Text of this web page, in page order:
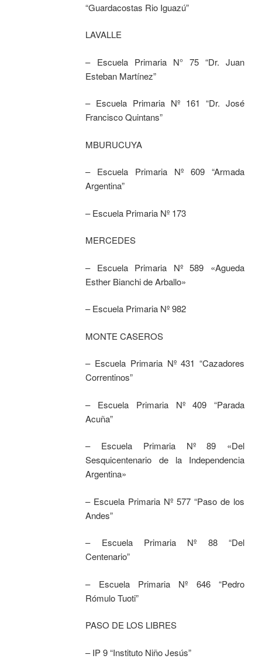
“Guardacostas Rio Iguazú”
LAVALLE
– Escuela Primaria N° 75 “Dr. Juan
Esteban Martínez”
– Escuela Primaria Nº 161 “Dr. José
Francisco Quintans”
MBURUCUYA
– Escuela Primaria Nº 609 “Armada
Argentina”
– Escuela Primaria Nº 173
MERCEDES
– Escuela Primaria Nº 589 «Agueda
Esther Bianchi de Arballo»
– Escuela Primaria Nº 982
MONTE CASEROS
– Escuela Primaria Nº 431 “Cazadores
Correntinos”
– Escuela Primaria Nº 409 “Parada
Acuña”
– Escuela Primaria Nº 89 «Del
Sesquicentenario de la Independencia
Argentina»
– Escuela Primaria Nº 577 “Paso de los
Andes”
– Escuela Primaria Nº 88 “Del
Centenario”
– Escuela Primaria Nº 646 “Pedro
Rómulo Tuoti”
PASO DE LOS LIBRES
– IP 9 “Instituto Niño Jesús”